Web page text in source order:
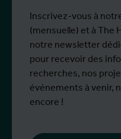
Inscrivez-vous à
(mensuelle) et à The
notre newsletter
pour recevoir des
recherches, nos
événements à venir,
encore !